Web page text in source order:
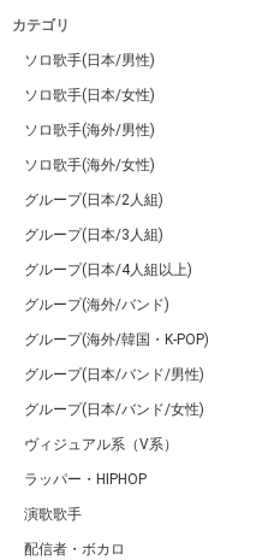
カテゴリ
ソロ歌手(日本/男性)
ソロ歌手(日本/女性)
ソロ歌手(海外/男性)
ソロ歌手(海外/女性)
グループ(日本/2人組)
グループ(日本/3人組)
グループ(日本/4人組以上)
グループ(海外/バンド)
グループ(海外/韓国・K-POP)
グループ(日本/バンド/男性)
グループ(日本/バンド/女性)
ヴィジュアル系（V系）
ラッパー・HIPHOP
演歌歌手
配信者・ボカロ